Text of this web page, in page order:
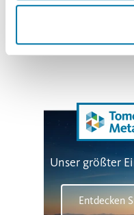
Unser größter
Entdecken